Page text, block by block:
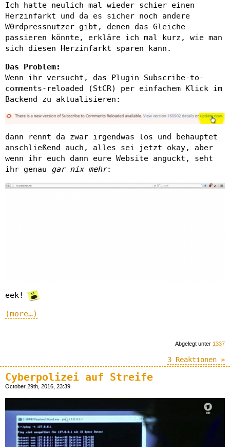
Ich hatte neulich mal wieder schier einen
Herzinfarkt und da es sicher noch andere
W0rdpressnutzer gibt, denen das Gleiche
passieren könnte, erkläre ich mal kurz, wie man
sich diesen Herzinfarkt sparen kann.
Das Problem:
Wenn ihr versucht, das Plugin Subscribe-to-
comments-reloaded (StCR) per einfachem Klick im
Backend zu aktualisieren:
dann rennt da zwar irgendwas los und behauptet
anschließend auch, alles sei jetzt okay, aber
wenn ihr euch dann eure Website anguckt, seht
ihr genau gar nix mehr:
eek!
(more…)
Abgelegt unter 1337
3 Reaktionen »
Cyberpolizei auf Streife
October 29th, 2016, 23:39